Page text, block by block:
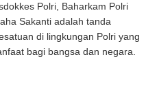
Polri, Baharkam Polri
Sakanti adalah tanda
di lingkungan Polri yang
bagi bangsa dan negara.